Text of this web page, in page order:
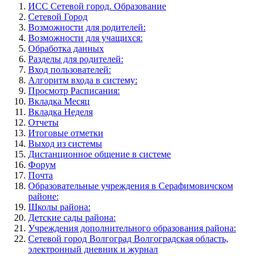
ИСС Сетевой город. Образование
Сетевой Город
Возможности для родителей:
Возможности для учащихся:
Обработка данных
Разделы для родителей:
Вход пользователей:
Алгоритм входа в систему:
Просмотр Расписания:
Вкладка Месяц
Вкладка Неделя
Отчеты
Итоговые отметки
Выход из системы
Дистанционное общение в системе
Форум
Почта
Образовательные учреждения в Серафимовичском
районе:
Школы района:
Детские сады района:
Учреждения дополнительного образования района:
Сетевой город Волгоград Волгоградская область,
электронный дневник и журнал